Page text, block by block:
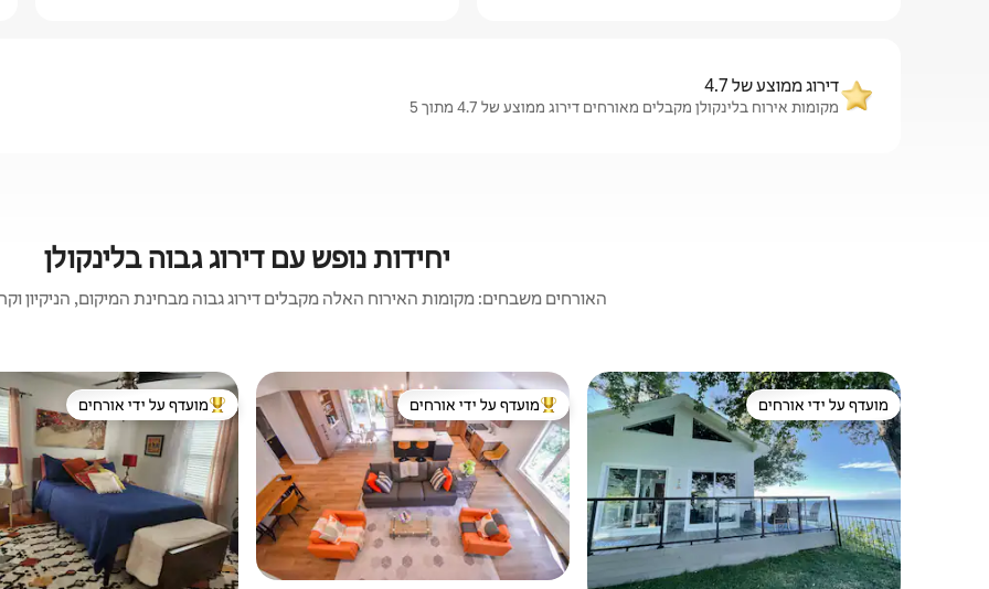
דירוג ממוצע של 4.7
מקומות אירוח בלינקולן מקבלים מאורחים דירוג ממוצע של 4.7 מתוך 5
יחידות נופש עם דירוג גבוה בלינקולן
האורחים משבחים: מקומות האירוח האלה מקבלים דירוג גבוה מבחינת המיקום, הניקיון
מועדף על ידי אורחים
מועדף על ידי אורחים מוביל בקרב נכסים מועדפים על ידי אורחים
מועדף על ידי אורחים מוביל בקרב נכסים מועדפים על ידי
מועדף על ידי אורחים